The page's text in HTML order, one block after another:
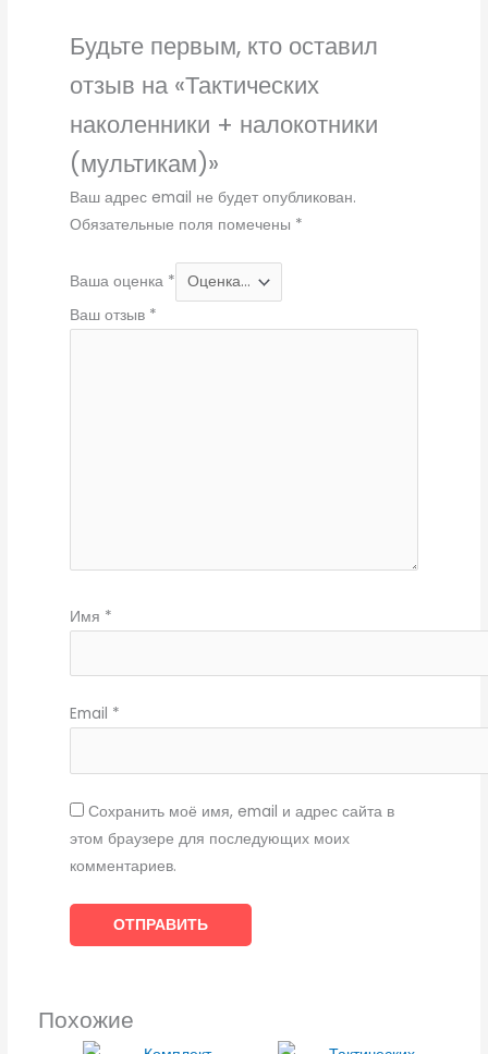
Будьте первым, кто оставил
отзыв на «Тактических
наколенники + налокотники
(мультикам)»
Ваш адрес email не будет опубликован.
Обязательные поля помечены *
Ваша оценка *
Ваш отзыв *
Имя *
Email *
Сохранить моё имя, email и адрес сайта в
этом браузере для последующих моих
комментариев.
Похожие